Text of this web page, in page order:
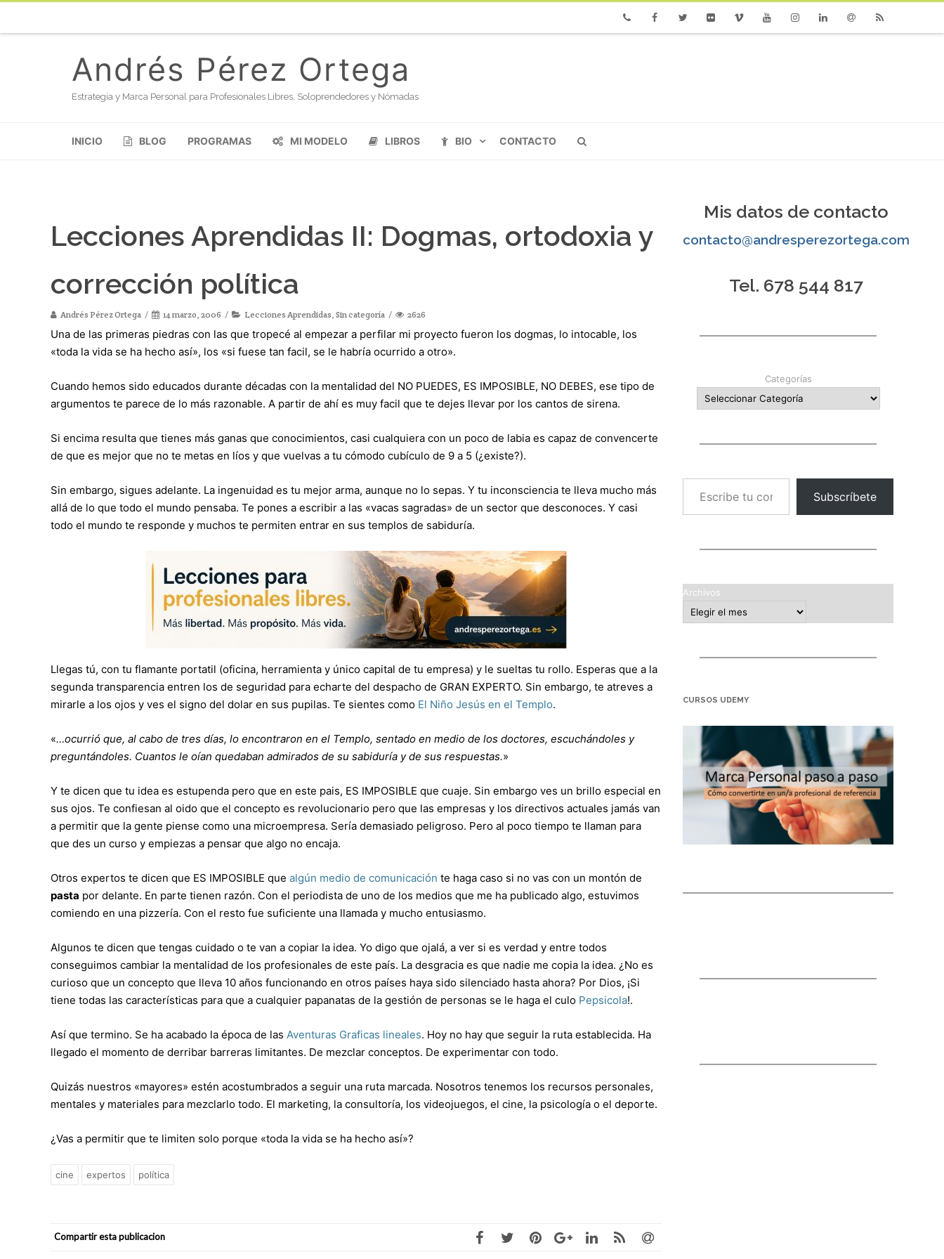
Andrés Pérez Ortega
Estrategia y Marca Personal para Profesionales Libres, Soloprendedores y Nómadas
INICIO BLOG PROGRAMAS MI MODELO LIBROS BIO CONTACTO
Lecciones Aprendidas II: Dogmas, ortodoxia y
corrección política
Andrés Pérez Ortega 14 marzo, 2006 Lecciones Aprendidas, Sin categoría 2626
Una de las primeras piedras con las que tropecé al empezar a perfilar mi proyecto fueron los dogmas, lo intocable, los
«toda la vida se ha hecho así», los «si fuese tan facil, se le habría ocurrido a otro».
Cuando hemos sido educados durante décadas con la mentalidad del NO PUEDES, ES IMPOSIBLE, NO DEBES, ese tipo de
argumentos te parece de lo más razonable. A partir de ahí es muy facil que te dejes llevar por los cantos de sirena.
Si encima resulta que tienes más ganas que conocimientos, casi cualquiera con un poco de labia es capaz de convencerte
de que es mejor que no te metas en líos y que vuelvas a tu cómodo cubículo de 9 a 5 (¿existe?).
Sin embargo, sigues adelante. La ingenuidad es tu mejor arma, aunque no lo sepas. Y tu inconsciencia te lleva mucho más
allá de lo que todo el mundo pensaba. Te pones a escribir a las «vacas sagradas» de un sector que desconoces. Y casi
todo el mundo te responde y muchos te permiten entrar en sus templos de sabiduría.
Llegas tú, con tu flamante portatil (oficina, herramienta y único capital de tu empresa) y le sueltas tu rollo. Esperas que a la
segunda transparencia entren los de seguridad para echarte del despacho de GRAN EXPERTO. Sin embargo, te atreves a
mirarle a los ojos y ves el signo del dolar en sus pupilas. Te sientes como El Niño Jesús en el Templo.
«…ocurrió que, al cabo de tres días, lo encontraron en el Templo, sentado en medio de los doctores, escuchándoles y
preguntándoles. Cuantos le oían quedaban admirados de su sabiduría y de sus respuestas.»
Y te dicen que tu idea es estupenda pero que en este pais, ES IMPOSIBLE que cuaje. Sin embargo ves un brillo especial en
sus ojos. Te confiesan al oido que el concepto es revolucionario pero que las empresas y los directivos actuales jamás van
a permitir que la gente piense como una microempresa. Sería demasiado peligroso. Pero al poco tiempo te llaman para
que des un curso y empiezas a pensar que algo no encaja.
Otros expertos te dicen que ES IMPOSIBLE que algún medio de comunicación te haga caso si no vas con un montón de
pasta por delante. En parte tienen razón. Con el periodista de uno de los medios que me ha publicado algo, estuvimos
comiendo en una pizzería. Con el resto fue suficiente una llamada y mucho entusiasmo.
Algunos te dicen que tengas cuidado o te van a copiar la idea. Yo digo que ojalá, a ver si es verdad y entre todos
conseguimos cambiar la mentalidad de los profesionales de este país. La desgracia es que nadie me copia la idea. ¿No es
curioso que un concepto que lleva 10 años funcionando en otros países haya sido silenciado hasta ahora? Por Dios, ¡Si
tiene todas las características para que a cualquier papanatas de la gestión de personas se le haga el culo Pepsicola!.
Así que termino. Se ha acabado la época de las Aventuras Graficas lineales. Hoy no hay que seguir la ruta establecida. Ha
llegado el momento de derribar barreras limitantes. De mezclar conceptos. De experimentar con todo.
Quizás nuestros «mayores» estén acostumbrados a seguir una ruta marcada. Nosotros tenemos los recursos personales,
mentales y materiales para mezclarlo todo. El marketing, la consultoría, los videojuegos, el cine, la psicología o el deporte.
¿Vas a permitir que te limiten solo porque «toda la vida se ha hecho así»?
cine expertos política
Compartir esta publicacion
Mis datos de contacto
contacto@andresperezortega.com
Tel. 678 544 817
Categorías
Escribe tu correo electrónico…
Subscríbete
Archivos
CURSOS UDEMY